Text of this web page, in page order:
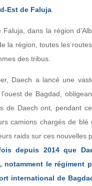
Est de Faluja
Faluja, dans la région
la région, toutes les
des tribus.
Daech a lancé une
de Bagdad,
de Daech ont, pendant
camions chargés de blé
raids sur ces nouvelles
depuis 2014 que
notamment le régiment
international de